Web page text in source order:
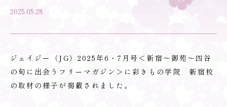
2025.05.28
ジェイジー（JG）2025年6・7月号＜新宿～御苑～四谷
の旬に出会うフリーマガジン＞に彩きもの学院 新宿校
の取材の様子が掲載されました。